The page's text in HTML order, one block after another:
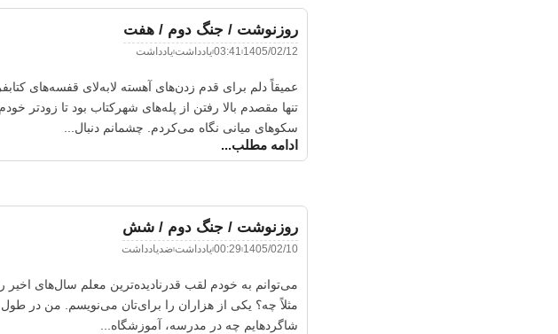
روزنوشت / جنگ دوم / هفت
1405/02/12
03:41یادداشتیادداشت
عمیقاً دلم برای قدم‌ زدن‌های آهسته لابه‌لای قفسه‌های
تنها مقصدم بالا رفتن از پله‌های شهرکتاب بود تا زودتر
سکو‌های میانی نگاه می‌کردم. چشمانم دنبال...
ادامه مطلب...
روزنوشت / جنگ دوم / شش
1405/02/10
00:29یادداشتضدیادداشت
می‌توانم به خودم لقب قدرنادیده‌ترین معلم سال‌های اخیر
مثلاً چه؟ یکی از هزاران را برای‌تان می‌نویسم. من در
شاگردهایم چه در مدرسه، آموزشگاه...